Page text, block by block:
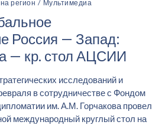
регион / Мультимедиа
Россия — Запад:
— кр. стол АЦСИИ
исследований и
в сотрудничестве с Фондом
им. А.М. Горчакова провел
международный круглый стол на